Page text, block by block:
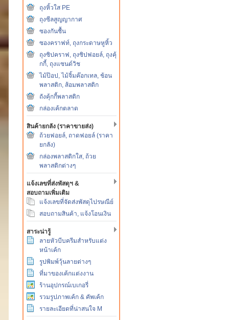
ถุงหิ้วใส PE
ถุงซีลสูญญากาศ
ซองกันชื้น
ซองคราฟท์, ถุงกระดาษหูหิ้ว
ถุงซิปคราฟ, ถุงซิปฟอยล์, ถุงคุ้
กกี้, ถุงแซนด์วิช
ไม้ป๊อป, ไม้จิ้มค๊อกเทล, ช้อน
พลาสติก, ส้อมพลาสติก
ถังคุ้กกี้พลาสติก
กล่องเค้กตลาด
สินค้ายกลัง (ราคาขายส่ง)
ถ้วยฟอยล์, ถาดฟอยล์ (ราคา
ยกลัง)
กล่องพลาสติกใส, ถ้วย
พลาสติกต่างๆ
แจ้งเลขที่ส่งพัสดุฯ &
สอบถามเพิ่มเติม
แจ้งเลขที่จัดส่งพัสดุไปรษณีย์
สอบถามสินค้า, แจ้งโอนเงิน
สาระน่ารู้
ลายหัวบีบครีมสำหรับแต่ง
หน้าเค้ก
รูปพิมพ์วุ้นลายต่างๆ
ที่มาของเค้กแต่งงาน
ร้านอุปกรณ์เบเกอรี่
รวมรูปภาพเค้ก & คัพเค้ก
รายละเอียดที่น่าสนใจ M